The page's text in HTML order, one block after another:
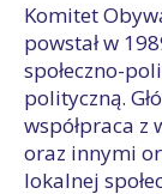
Komitet
powstał w
społeczno-
polityczną.
współpraca z
oraz innymi
lokalnej